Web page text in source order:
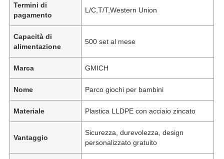
Termini di
pagamento
L/C,T/T,Western Union
Capacità di
alimentazione
500 set al mese
Marca GMICH
Nome Parco giochi per bambini
Materiale Plastica LLDPE con acciaio zincato
Vantaggio
Sicurezza, durevolezza, design
personalizzato gratuito